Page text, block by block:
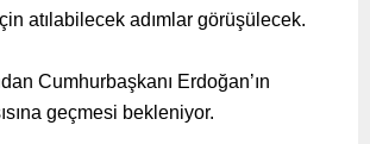
atılabilecek adımlar görüşülecek.
Cumhurbaşkanı Erdoğan’ın
geçmesi bekleniyor.